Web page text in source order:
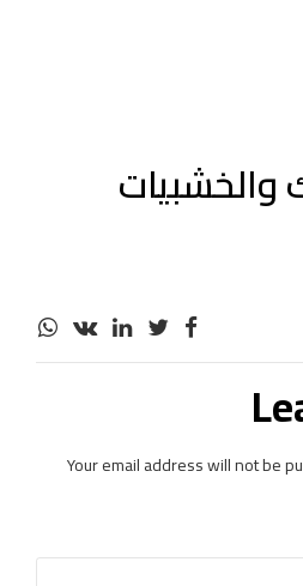
والخشبيات
Your email address will not be